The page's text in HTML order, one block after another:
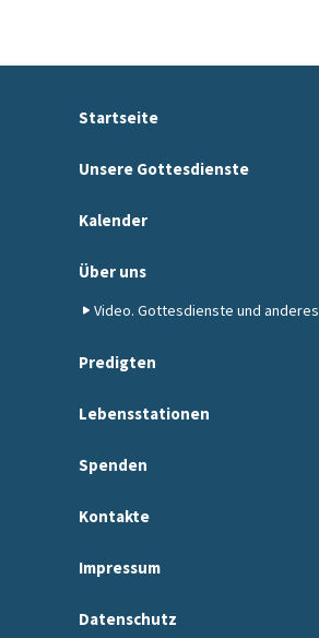
Startseite
Unsere Gottesdienste
Kalender
Über uns
Video. Gottesdienste und anderes
Predigten
Lebensstationen
Spenden
Kontakte
Impressum
Datenschutz